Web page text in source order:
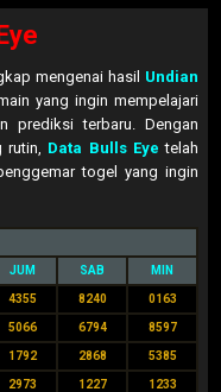
mengenai hasil Undian
yang ingin mempelajari
prediksi terbaru. Dengan
rutin, Data Bulls Eye telah
togel yang ingin
JUM SAB MIN
4355 8240 0163
5066 6794 8597
1792 2868 5385
2973 1227 1233